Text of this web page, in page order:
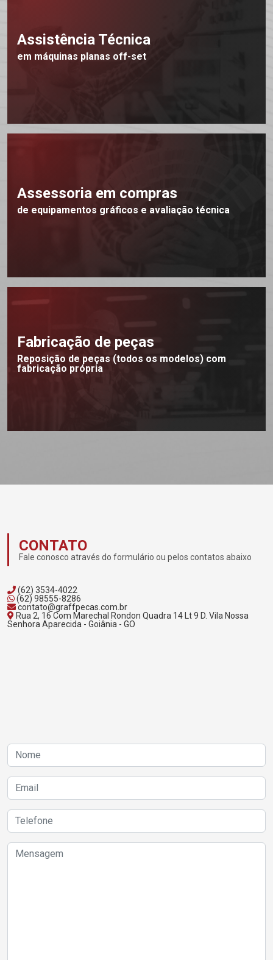
Assistência Técnica
em máquinas planas off-set
Assessoria em compras
de equipamentos gráficos e avaliação técnica
Fabricação de peças
Reposição de peças (todos os modelos) com
fabricação própria
CONTATO
Fale conosco através do formulário ou pelos contatos abaixo
(62) 3534-4022
(62) 98555-8286
contato@graffpecas.com.br
Rua 2, 16 Com Marechal Rondon Quadra 14 Lt 9 D. Vila Nossa
Senhora Aparecida - Goiânia - GO